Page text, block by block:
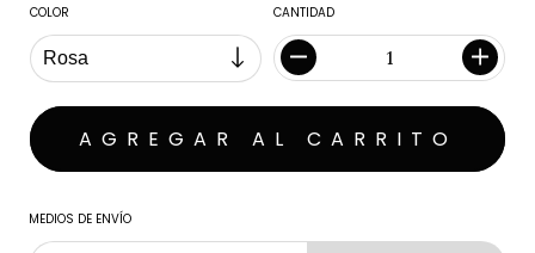
COLOR CANTIDAD
MEDIOS DE ENVÍO